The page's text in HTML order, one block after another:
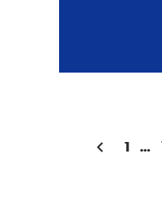
chevron_left 1 …